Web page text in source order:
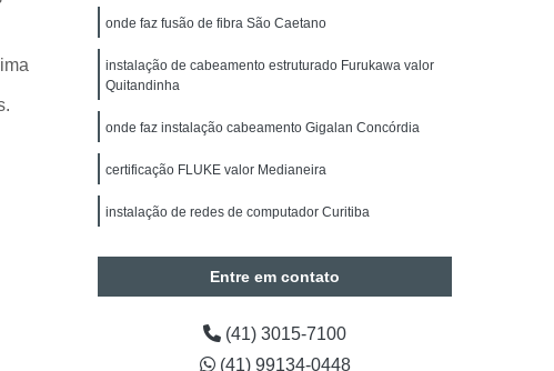
Instalação de Sistemas de Alarmes de Intrusão
Manutenção de Segurança Eletrônica Paraná
de Obras
Instalação Câmeras BOSCH
de CFTV
Instalação de Câmera de Segurança
Instalação de Câmera de Segurança Paraná
Sistema de Análise de Vídeo
de Projetos em Automação
onde faz fusão de fibra São Caetano
instalação de cabeamento estruturado Furukawa valor
Quitandinha
onde faz instalação cabeamento Gigalan Concórdia
certificação FLUKE valor Medianeira
instalação de redes de computador Curitiba
Entre em contato
(41) 3015-7100
(41) 99134-0448